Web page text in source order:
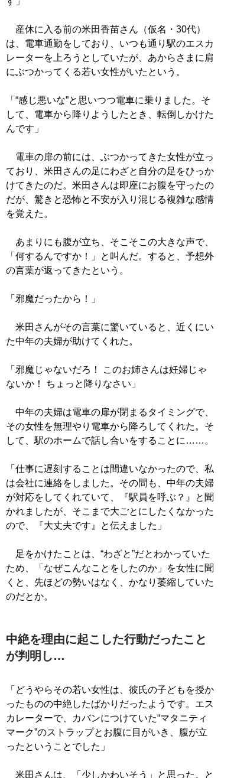
産休に入る前の米田香苗さん（仮名・30代）
は、電車通勤をしており、いつも通り駅のエスカ
レーターを上ろうとしていたが、あからさまに肩
にぶつかってくる若い女性がいたという。
「“感じ悪いな”と思いつつ電車に乗りました。そ
して、電車から降りようしたとき、転倒しかけた
んです」
電車の扉の前には、ぶつかってきた女性が立っ
ており、米田さんの足にわざと自分の足をひっか
けてきたのだ。米田さんは即座にお腹を守ったの
だが、驚きと恐怖と不安が入り混じる複雑な感情
を覚えた。
あまりにも腹が立ち、そこそこの大きな声で、
「何するんですか！」と叫んだ。すると、予想外
の言葉が返ってきたという。
「邪魔だったから！」
米田さんがその言葉に驚いていると、近くにい
た中年の夫婦が助けてくれた。
「邪魔じゃないだろ！ このお姉さんは妊婦じゃ
ないか！ ちょっと降りなさい」
中年の夫婦は電車の扉が閉まるタイミングで、
その女性を無理やり電車から降ろしてくれた。そ
して、駅のホームで話し合いをすることに……。
「仕事に遅刻することは間違いなかったので、私
は会社に連絡をしました。その間も、中年の夫婦
が対応をしてくれていて、『駅員を呼ぶ？』と聞
かれましたが、そこまで大ごとにしたくなかった
ので、『大丈夫です』と伝えました」
足をかけたことは、“わざと”だとわかっていた
ため、「なぜこんなことをしたのか」を女性に聞
くと、先ほどの勢いはなく、かなり萎縮していた
のだとか。
中絶を理由に起こした行動だったこと
が判明し…
「どうやらその若い女性は、彼氏の子どもを授か
ったものの中絶したばかりだったようです。エス
カレーターで、カバンにつけていた“マタニティ
マーク”のストラップとお腹に目がいき、腹が立
ったということでした」
米田さんは、「少しかわいそう」と思った。と